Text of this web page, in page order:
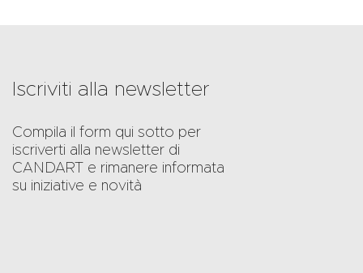
Iscriviti alla newsletter
Compila il form qui sotto per
iscriverti alla newsletter di
CANDART e rimanere informata
su iniziative e novità